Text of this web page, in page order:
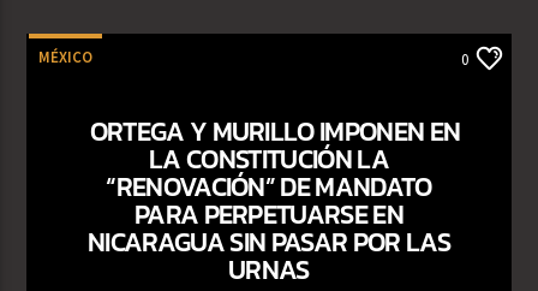
MÉXICO 0
ORTEGA Y MURILLO IMPONEN EN
LA CONSTITUCIÓN LA
“RENOVACIÓN” DE MANDATO
PARA PERPETUARSE EN
NICARAGUA SIN PASAR POR LAS
URNAS